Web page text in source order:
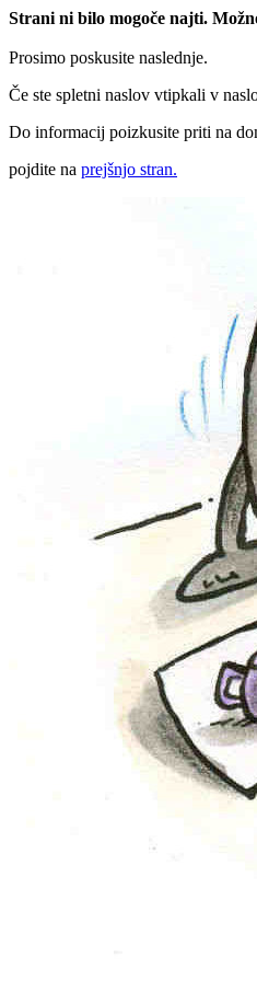
Strani ni bilo mogoče najti.
Prosimo poskusite naslednje.
Če ste spletni naslov vtipkali v
Do informacij poizkusite priti na
pojdite na prejšnjo stran.